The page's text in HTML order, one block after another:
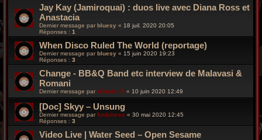
Jay Kay (Jamiroquai) : duos live avec Diana Ross et
Anastacia
Dernier message par bluesy « 18 juil. 2020 20:05
Réponses : 1
When Disco Ruled The World (reportage)
Dernier message parbluesy « 15 juin 2020 19:23
Réponses : 3
Change - BB&Q Band etc interview de Malavasi &
Romani
Dernier message par Wonder B « 10 juin 2020 12:49
[Doc] Skyy – Unsung
Dernier message parfunkiness « 30 mai 2020 12:45
Réponses : 3
Video Live | Water Seed – Open Sesame